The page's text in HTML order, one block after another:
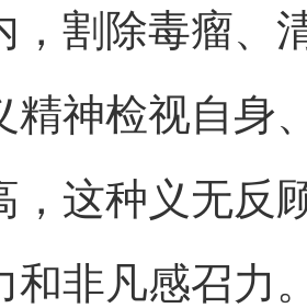
，割除毒瘤、
精神检视自身
，这种义无反
和非凡感召力